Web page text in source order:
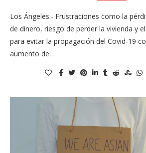
Los Ángeles.- Frustraciones como la
de dinero, riesgo de perder la vivienda y
para evitar la propagación del Covid-19
aumento de…